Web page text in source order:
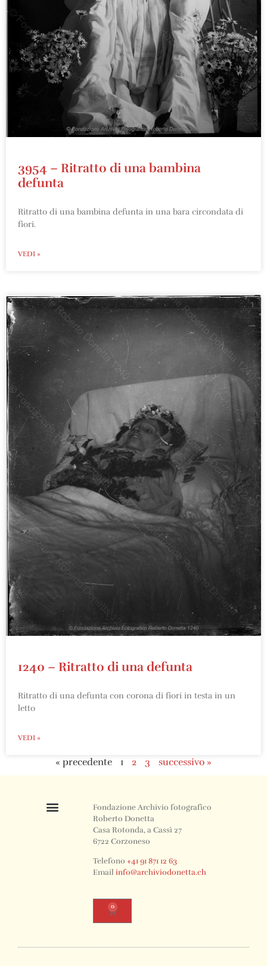
3954 – Ritratto di una bambina
defunta
Ritratto di una bambina defunta in una bara circondata di
fiori.
VEDI »
1240 – Ritratto di una defunta
Ritratto di una defunta con corona di fiori in testa in un
letto
VEDI »
« precedente 1 2 3 successivo »
Fondazione Archivio fotografico
Roberto Donetta
Casa Rotonda, a Cassì 27
6722 Corzoneso
Telefono+41 91 871 12 63
Emailinfo@archiviodonetta.ch
0